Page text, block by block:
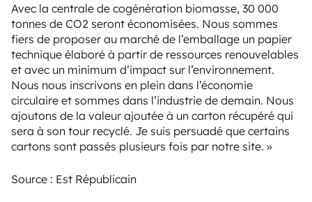
Avec la centrale de cogénération biomasse, 30 000
tonnes de CO2 seront économisées. Nous sommes
fiers de proposer au marché de l’emballage un papier
technique élaboré à partir de ressources renouvelables
et avec un minimum d’impact sur l’environnement.
Nous nous inscrivons en plein dans l’économie
circulaire et sommes dans l’industrie de demain. Nous
ajoutons de la valeur ajoutée à un carton récupéré qui
sera à son tour recyclé. Je suis persuadé que certains
cartons sont passés plusieurs fois par notre site. »
Source : Est Républicain